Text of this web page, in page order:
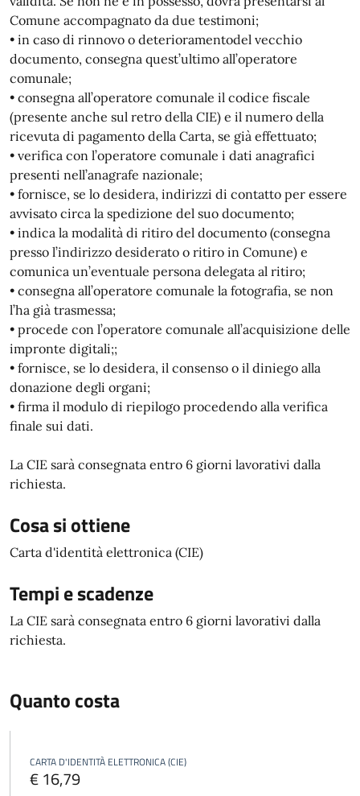
Comune accompagnato da due testimoni;
• in caso di rinnovo o deterioramentodel vecchio
documento, consegna quest’ultimo all’operatore
comunale;
• consegna all’operatore comunale il codice fiscale
(presente anche sul retro della CIE) e il numero della
ricevuta di pagamento della Carta, se già effettuato;
• verifica con l’operatore comunale i dati anagrafici
presenti nell’anagrafe nazionale;
• fornisce, se lo desidera, indirizzi di contatto per essere
avvisato circa la spedizione del suo documento;
• indica la modalità di ritiro del documento (consegna
presso l’indirizzo desiderato o ritiro in Comune) e
comunica un’eventuale persona delegata al ritiro;
• consegna all’operatore comunale la fotografia, se non
l’ha già trasmessa;
• procede con l’operatore comunale all’acquisizione delle
impronte digitali;;
• fornisce, se lo desidera, il consenso o il diniego alla
donazione degli organi;
• firma il modulo di riepilogo procedendo alla verifica
finale sui dati.
La CIE sarà consegnata entro 6 giorni lavorativi dalla
richiesta.
Cosa si ottiene
Carta d'identità elettronica (CIE)
Tempi e scadenze
La CIE sarà consegnata entro 6 giorni lavorativi dalla
richiesta.
Quanto costa
CARTA D'IDENTITÀ ELETTRONICA (CIE)
€ 16,79